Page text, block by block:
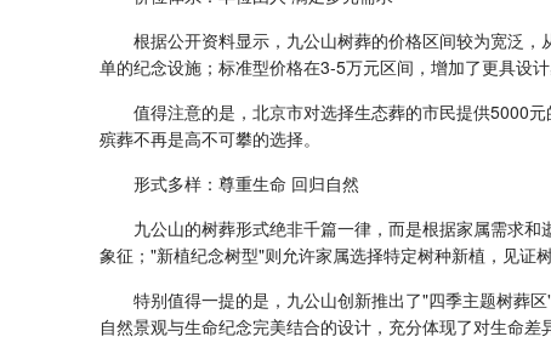
根据公开资料显示，九公山树葬的价格区间较为宽泛
单的纪念设施；标准型价格在3-5万元区间，增加了更具设
值得注意的是，北京市对选择生态葬的市民提供5000
殡葬不再是高不可攀的选择。
形式多样：尊重生命 回归自然
九公山的树葬形式绝非千篇一律，而是根据家属需求
象征；"新植纪念树型"则允许家属选择特定树种新植，见证
特别值得一提的是，九公山创新推出了"四季主题树葬
自然景观与生命纪念完美结合的设计，充分体现了对生命差